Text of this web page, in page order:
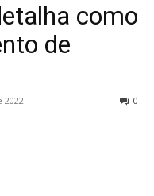
como
de
2022 0